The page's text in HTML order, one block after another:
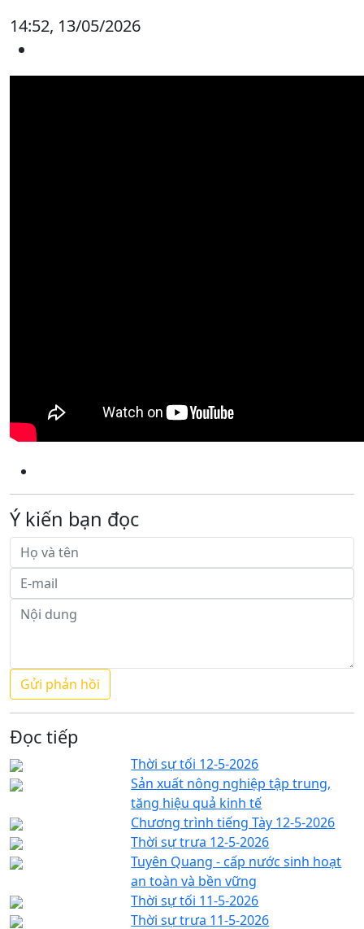
14:52, 13/05/2026
Ý kiến bạn đọc
Đọc tiếp
Thời sự tối 12-5-2026
Sản xuất nông nghiệp tập trung,
tăng hiệu quả kinh tế
Chương trình tiếng Tày 12-5-2026
Thời sự trưa 12-5-2026
Tuyên Quang - cấp nước sinh hoạt
an toàn và bền vững
Thời sự tối 11-5-2026
Thời sự trưa 11-5-2026